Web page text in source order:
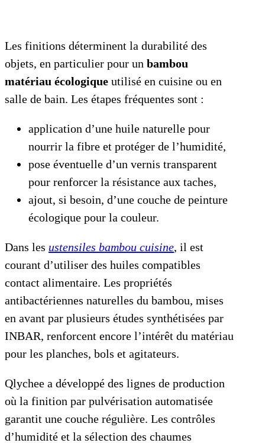
Les finitions déterminent la durabilité des
objets, en particulier pour un bambou
matériau écologique utilisé en cuisine ou en
salle de bain. Les étapes fréquentes sont :
application d’une huile naturelle pour
nourrir la fibre et protéger de l’humidité,
pose éventuelle d’un vernis transparent
pour renforcer la résistance aux taches,
ajout, si besoin, d’une couche de peinture
écologique pour la couleur.
Dans les ustensiles bambou cuisine, il est
courant d’utiliser des huiles compatibles
contact alimentaire. Les propriétés
antibactériennes naturelles du bambou, mises
en avant par plusieurs études synthétisées par
INBAR, renforcent encore l’intérêt du matériau
pour les planches, bols et agitateurs.
Qlychee a développé des lignes de production
où la finition par pulvérisation automatisée
garantit une couche régulière. Les contrôles
d’humidité et la sélection des chaumes